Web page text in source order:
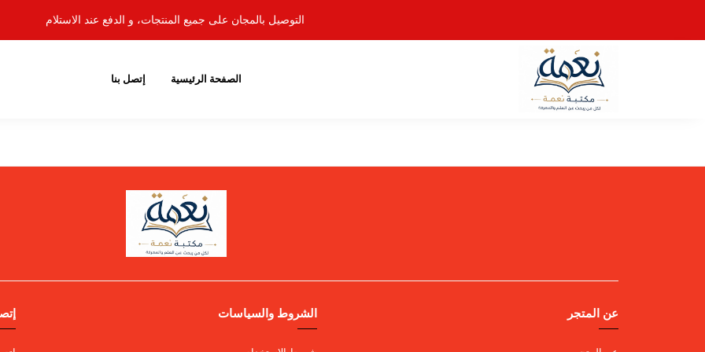
التوصيل بالمجان على جميع المنتجات، و الدفع عند الاستلام
الصفحة الرئيسية إتصل بنا
عن المتجر الشروط والسياسات